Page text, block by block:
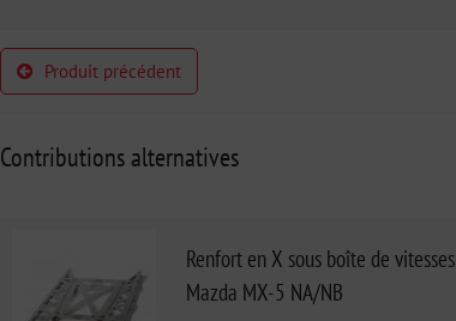
Produit précédent
Contributions alternatives
Renfort en X sous boîte de vitesses
Mazda MX-5 NA/NB